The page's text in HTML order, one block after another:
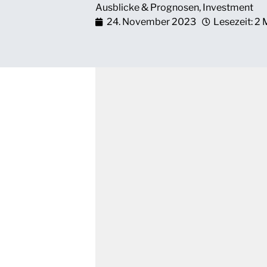
Ausblicke & Prognosen, Investment
24. November 2023
Lesezeit: 2